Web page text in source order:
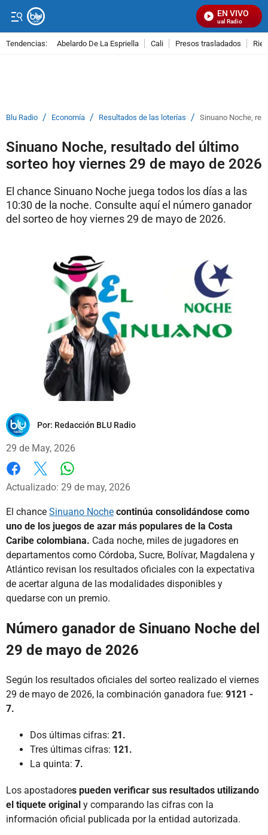
EN VIVO
Señal Visual Radio
Tendencias: Abelardo De La Espriella Cali Presos trasladados
Blu Radio / Economía / Resultados de las loterías / Sinuano Noche,
Sinuano Noche, resultado del último
sorteo hoy viernes 29 de mayo de 2026
El chance Sinuano Noche juega todos los días a las
10:30 de la noche. Consulte aquí el número ganador
del sorteo de hoy viernes 29 de mayo de 2026.
Por: Redacción BLU Radio
29 de May, 2026
Facebook
X
Actualizado: 29 de may, 2026
El chance Sinuano Noche continúa consolidándose como
uno de los juegos de azar más populares de la Costa
Caribe colombiana. Cada noche, miles de jugadores en
departamentos como Córdoba, Sucre, Bolívar, Magdalena y
Atlántico revisan los resultados oficiales con la expectativa
de acertar alguna de las modalidades disponibles y
quedarse con un premio.
Número ganador de Sinuano Noche del
29 de mayo de 2026
Según los resultados oficiales del sorteo realizado el viernes
29 de mayo de 2026, la combinación ganadora fue: 9121 -
7.
Dos últimas cifras: 21.
Tres últimas cifras: 121.
La quinta: 7.
Los apostadores pueden verificar sus resultados utilizando
el tiquete original y comparando las cifras con la
información oficial publicada por la entidad autorizada.